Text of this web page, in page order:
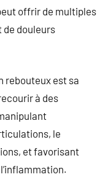
offrir de multiples
de douleurs
rebouteux est sa
à des
le
et favorisant